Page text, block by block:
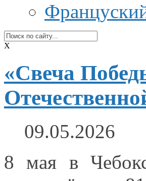
X
«Свеча
09.05.2026
8 мая в